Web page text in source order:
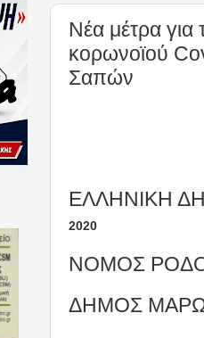
Νέα μέτρα για
κορωνοϊού
Σαπών
ΕΛΛΗΝΙΚΗ
2020
ΝΟΜΟΣ
ΔΗΜΟΣ